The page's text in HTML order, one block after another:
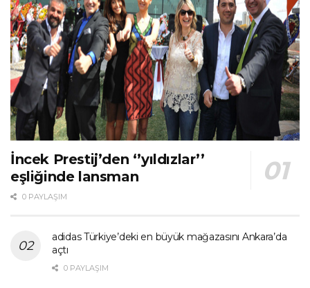
İncek Prestij’den ‘’yıldızlar’’
eşliğinde lansman
0 PAYLAŞIM
adidas Türkiye’deki en büyük mağazasını Ankara’da
açtı
0 PAYLAŞIM